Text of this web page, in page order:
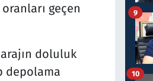
geçen
doluluk
depolama
9
10